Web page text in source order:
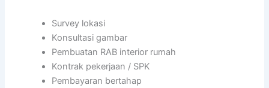
Survey lokasi
Konsultasi gambar
Pembuatan RAB interior rumah
Kontrak pekerjaan / SPK
Pembayaran bertahap